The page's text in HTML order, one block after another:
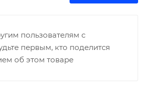
пользователям с
первым, кто поделится
об этом товаре